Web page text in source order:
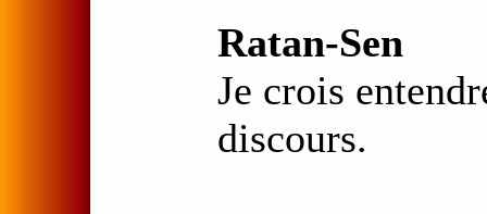
Ratan-Sen
Je crois
discours.